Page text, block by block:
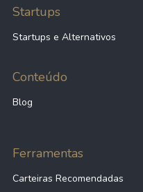
Startups
Startups e Alternativos
Conteúdo
Blog
Ferramentas
Carteiras Recomendadas